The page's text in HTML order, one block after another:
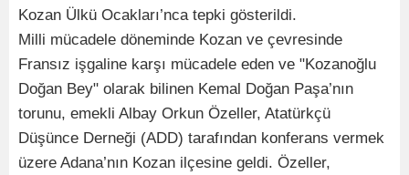
Kozan Ülkü Ocakları’nca tepki gösterildi.
Milli mücadele döneminde Kozan ve çevresinde
Fransız işgaline karşı mücadele eden ve "Kozanoğlu
Doğan Bey" olarak bilinen Kemal Doğan Paşa’nın
torunu, emekli Albay Orkun Özeller, Atatürkçü
Düşünce Derneği (ADD) tarafından konferans vermek
üzere Adana’nın Kozan ilçesine geldi. Özeller,